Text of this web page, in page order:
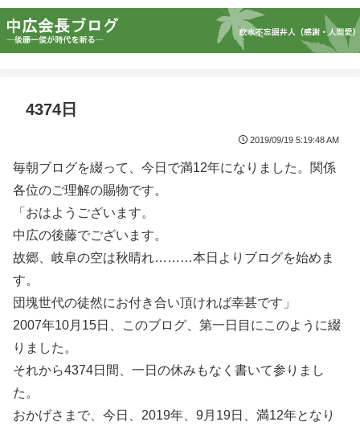
4374日
2019/09/19 5:19:48 AM
毎朝ブログを綴って、今日で満12年になりました。関係
各位のご理解の賜物です。
「おはようございます。
中広の後藤でございます。
故郷、岐阜の空は秋晴れ………本日よりブログを始めま
す。
団塊世代の徒然にお付き合い頂ければ幸甚です」
2007年10月15日、このブログ、第一日目にこのように綴
りました。
それから4374日間、一日の休みもなく書いて参りまし
た。
おかげさまで、今日、2019年、9月19日、満12年となり